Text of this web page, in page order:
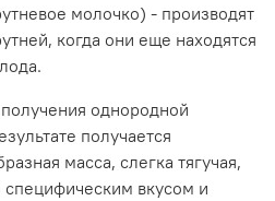
молочко) - производят
когда они еще находятся
однородной
получается
масса, слегка тягучая,
специфическим вкусом и